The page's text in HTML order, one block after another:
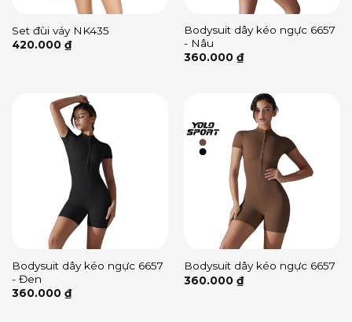
Set đùi váy NK435
420.000 ₫
Bodysuit dây kéo ngực 6657
- Nâu
360.000 ₫
Bodysuit dây kéo ngực 6657
- Đen
360.000 ₫
Bodysuit dây kéo ngực 6657
360.000 ₫